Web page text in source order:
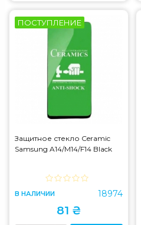
ПОСТУПЛЕНИЕ
Защитное стекло Ceramic
Samsung A14/M14/F14 Black
В НАЛИЧИИ 18974
81 ₴